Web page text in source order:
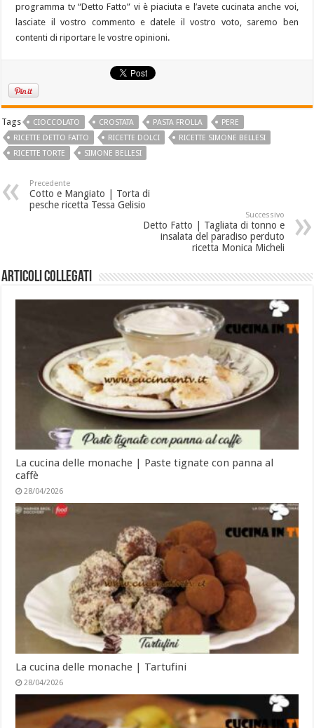
programma tv “Detto Fatto” vi è piaciuta e l’avete cucinata anche voi,
lasciate il vostro commento e datele il vostro voto, saremo ben
contenti di riportare le vostre opinioni.
Tags CIOCCOLATO CROSTATA PASTA FROLLA
PERE
RICETTE DETTO FATTO
RICETTE DOLCI
RICETTE SIMONE BELLESI
RICETTE TORTE
SIMONE BELLESI
Precedente
Cotto e Mangiato | Torta di
pesche ricetta Tessa Gelisio
Successivo
Detto Fatto | Tagliata di tonno e
insalata del paradiso perduto
ricetta Monica Micheli
Articoli collegati
La cucina delle monache | Paste tignate con panna al
caffè
28/04/2026
La cucina delle monache | Tartufini
28/04/2026